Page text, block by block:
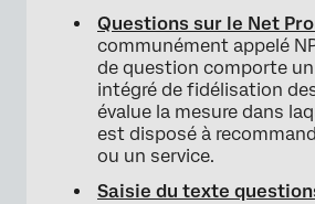
Questions sur le Net
communément appelé
de question comporte
intégré de fidélisation
évalue la mesure dans
est disposé à
ou un service.
Saisie du texte